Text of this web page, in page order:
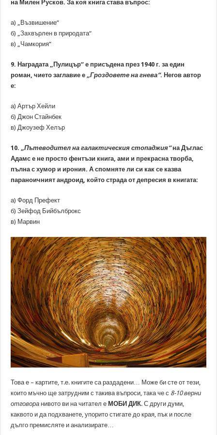
на Милен Русков. За коя книга става въпрос:
а) „Възвишение“
б) „Захвърлен в природата“
в) „Чамкория“
9. Наградата „Пулицър“ е присъдена през 1940 г. за един
роман, чието заглавие е „Гроздовете на гнева“. Негов автор
е:
а) Артър Хейли
б) Джон Стайнбек
в) Джоузеф Хелър
10. „Пътеводител на галактическия стопаджия“на Дъглас
Адамс е не просто фентъзи книга, ами и прекрасна творба,
пълна с хумор и ирония. А спомняте ли си как се казва
параноичният андроид, който страда от депресия в книгата:
а) Форд Префект
б) Зейфод Бийбълброкс
в) Марвин
Това е – картите, т.е. книгите са раздадени… Може би сте от тези,
които мъчно ще затрудним с такива въпроси, така че с 8-10 верни
отговора нивото ви на читател еМОБИ ДИК. С други думи,
каквото и да подхванете, упорито стигате до края, пък и после
дълго премисляте и анализирате…